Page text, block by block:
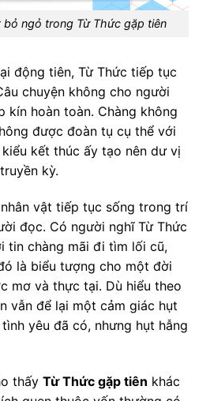
bỏ ngỏ trong Từ Thức gặp tiên
động tiên, Từ Thức tiếp tục
chuyện không cho người
kín hoàn toàn. Chàng không
được đoàn tụ cụ thể với
kết thúc ấy tạo nên dư vị
kỳ.
vật tiếp tục sống trong trí
đọc. Có người nghĩ Từ Thức
tin chàng mãi đi tìm lối cũ,
là biểu tượng cho một đời
mơ và thực tại. Dù hiểu theo
vẫn để lại một cảm giác hụt
yêu đã có, nhưng hụt hẫng
thấy Từ Thức gặp tiên khác